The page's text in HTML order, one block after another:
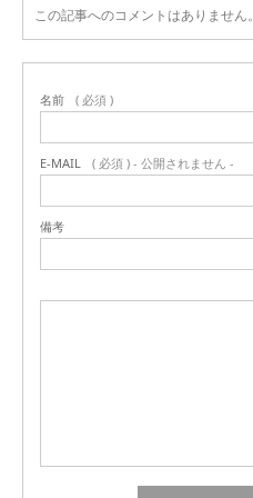
この記事へのコメントはありません。
名前 ( 必須 )
E-MAIL ( 必須 ) - 公開されません -
備考